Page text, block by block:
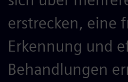
erstrecken, eine
Erkennung und
Behandlungen